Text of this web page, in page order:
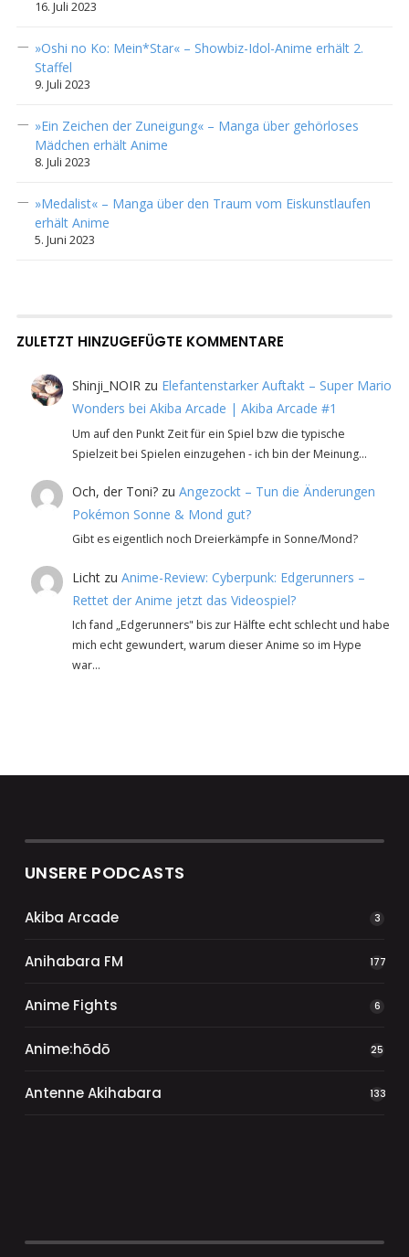
16. Juli 2023
»Oshi no Ko: Mein*Star« – Showbiz-Idol-Anime erhält 2.
Staffel
9. Juli 2023
»Ein Zeichen der Zuneigung« – Manga über gehörloses
Mädchen erhält Anime
8. Juli 2023
»Medalist« – Manga über den Traum vom Eiskunstlaufen
erhält Anime
5. Juni 2023
ZULETZT HINZUGEFÜGTE KOMMENTARE
Shinji_NOIR zu Elefantenstarker Auftakt – Super Mario
Wonders bei Akiba Arcade | Akiba Arcade #1
Um auf den Punkt Zeit für ein Spiel bzw die typische
Spielzeit bei Spielen einzugehen - ich bin der Meinung…
Och, der Toni? zuAngezockt – Tun die Änderungen
Pokémon Sonne & Mond gut?
Gibt es eigentlich noch Dreierkämpfe in Sonne/Mond?
Licht zuAnime-Review: Cyberpunk: Edgerunners –
Rettet der Anime jetzt das Videospiel?
Ich fand „Edgerunners" bis zur Hälfte echt schlecht und habe
mich echt gewundert, warum dieser Anime so im Hype
war…
UNSERE PODCASTS
Akiba Arcade 3
Anihabara FM 177
Anime Fights 6
Anime:hōdō 25
Antenne Akihabara 133